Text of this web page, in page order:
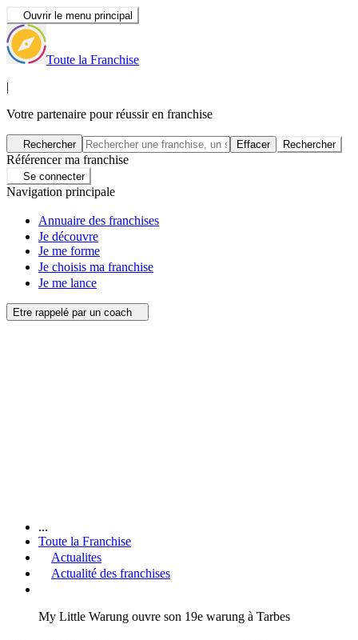
Ouvrir le menu principal
Toute la Franchise
|
Votre partenaire pour réussir en franchise
Rechercher Effacer Rechercher
Référencer ma franchise
Se connecter
Navigation principale
Annuaire des franchises
Je découvre
Je me forme
Je choisis ma franchise
Je me lance
Etre rappelé par un coach
...
Toute la Franchise
Actualites
Actualité des franchises
My Little Warung ouvre son 19e warung à Tarbes